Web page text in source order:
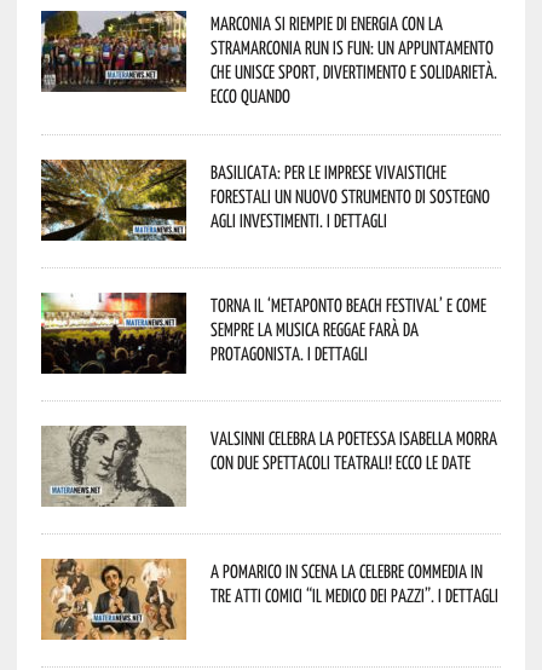
Marconia si riempie di energia con la
StraMarconia Run is Fun: un appuntamento
che unisce sport, divertimento e solidarietà.
Ecco quando
Basilicata: per le imprese vivaistiche
forestali un nuovo strumento di sostegno
agli investimenti. I dettagli
Torna il ‘Metaponto beach festival’ e come
sempre la musica reggae farà da
protagonista. I dettagli
Valsinni celebra la poetessa Isabella Morra
con due spettacoli teatrali! Ecco le date
A Pomarico in scena la celebre commedia in
tre atti comici “Il medico dei pazzi”. I dettagli